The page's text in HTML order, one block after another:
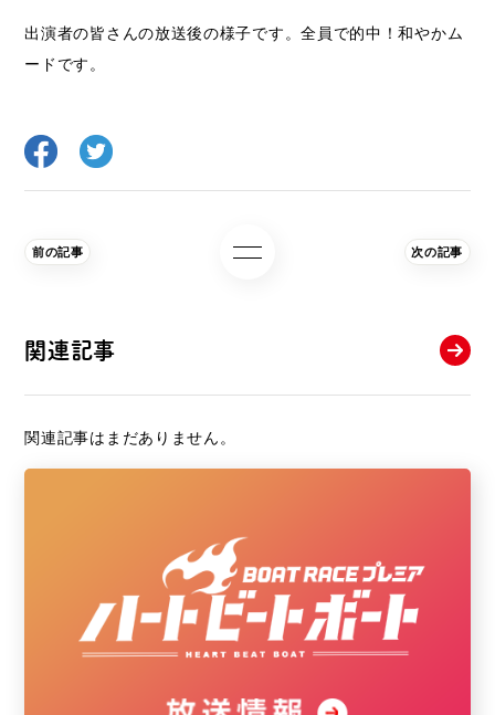
出演者の皆さんの放送後の様子です。全員で的中！和やかム
ードです。
前の記事 次の記事
関連記事
関連記事はまだありません。